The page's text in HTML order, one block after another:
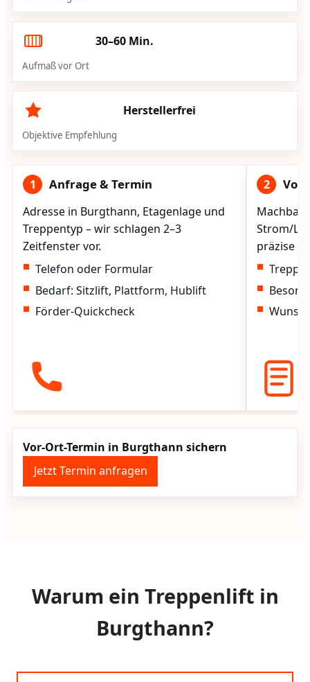
30–60 Min.
Aufmaß vor Ort
Herstellerfrei
Objektive Empfehlung
1 Anfrage & Termin
Adresse in Burgthann, Etagenlage und
Treppentyp – wir schlagen 2–3
Zeitfenster vor.
Telefon oder Formular
Bedarf: Sitzlift, Plattform, Hublift
Förder-Quickcheck
2
Strom/
präzise
Vor-Ort-Termin in Burgthann sichern
Jetzt Termin anfragen
Warum ein Treppenlift in
Burgthann?